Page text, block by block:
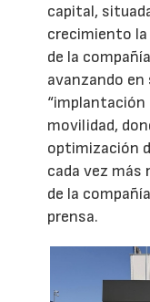
capital,
crecimiento la
de la
avanzando
“implantación
movilidad,
optimización
cada vez más
de la
prensa.